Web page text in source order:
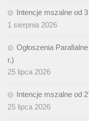
Intencje mszalne od
1 sierpnia 2026
Ogłoszenia
r.)
25 lipca 2026
Intencje mszalne od
25 lipca 2026